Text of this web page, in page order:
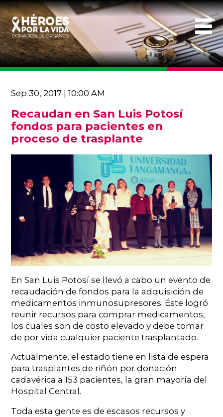
Sep 30, 2017 | 10:00 AM
Recaudan en San Luis Potosí
fondos para pacientes en
proceso de trasplante
En San Luis Potosí se llevó a cabo un evento de
recaudación de fondos para la adquisición de
medicamentos inmunosupresores. Éste logró
reunir recursos para comprar medicamentos,
los cuales son de costo elevado y debe tomar
de por vida cualquier paciente trasplantado.
Actualmente, el estado tiene en lista de espera
para trasplantes de riñón por donación
cadavérica a 153 pacientes, la gran mayoría del
Hospital Central.
Toda esta gente es de escasos recursos y